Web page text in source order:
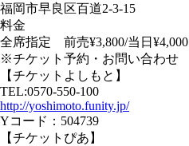
福岡市早良区百道2-3-15
料金
全席指定 前売¥3,800/当日¥4,000
※チケット予約・お問い合わせ
【チケットよしもと】
TEL:0570-550-100
http://yoshimoto.funity.jp/
Yコード：504739
【チケットぴあ】